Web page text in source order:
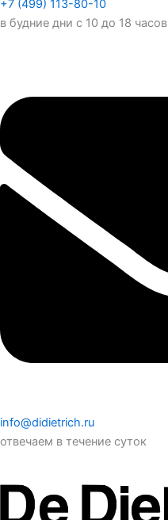
+7 (499) 113-80-10
в будние дни с 10 до 18 часов
info@didietrich.ru
отвечаем в течение суток